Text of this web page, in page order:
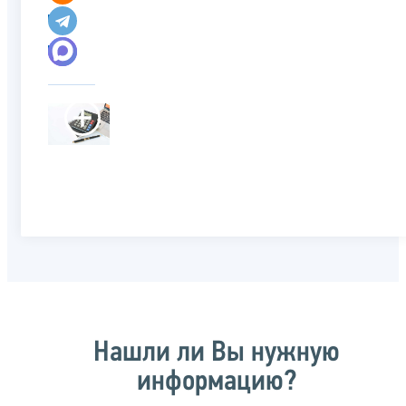
Нашли ли Вы нужную
информацию?